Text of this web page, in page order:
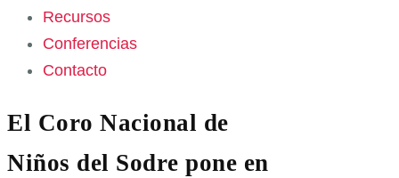
Recursos
Conferencias
Contacto
El Coro Nacional de
Niños del Sodre pone en